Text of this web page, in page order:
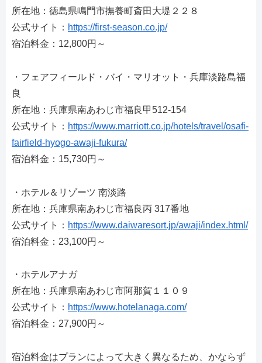
所在地：徳島県鳴門市撫養町斎田大堤２２８
公式サイト： https://first-season.co.jp/
宿泊料金：12,800円～
・フェアフィールド・バイ・マリオット・兵庫淡路島福
良
所在地：兵庫県南あわじ市福良甲512-154
公式サイト： https://www.marriott.co.jp/hotels/travel/osafi-
fairfield-hyogo-awaji-fukura/
宿泊料金：15,730円～
・ホテル＆リゾーツ 南淡路
所在地：兵庫県南あわじ市福良丙 317番地
公式サイト： https://www.daiwaresort.jp/awaji/index.html/
宿泊料金：23,100円～
・ホテルアナガ
所在地：兵庫県南あわじ市阿那賀１１０９
公式サイト： https://www.hotelanaga.com/
宿泊料金：27,900円～
宿泊料金はプランによって大きく異なるため、かならず